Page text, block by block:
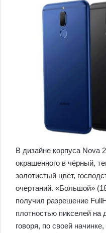
В дизайне корпуса Nova
окрашенного в чёрный,
золотистый цвет,
очертаний. «Большой»
получил разрешение
плотностью пикселей на
говоря, по своей